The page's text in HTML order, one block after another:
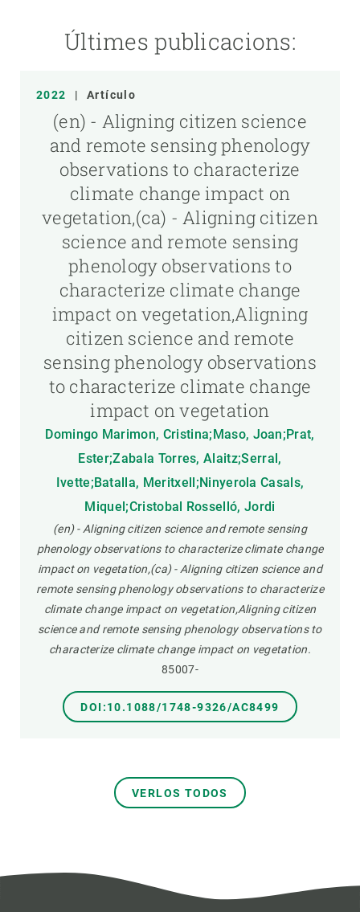
Últimes publicacions:
2022 | Artículo
(en) - Aligning citizen science
and remote sensing phenology
observations to characterize
climate change impact on
vegetation,(ca) - Aligning citizen
science and remote sensing
phenology observations to
characterize climate change
impact on vegetation,Aligning
citizen science and remote
sensing phenology observations
to characterize climate change
impact on vegetation
Domingo Marimon, Cristina;Maso, Joan;Prat,
Ester;Zabala Torres, Alaitz;Serral,
Ivette;Batalla, Meritxell;Ninyerola Casals,
Miquel;Cristobal Rosselló, Jordi
(en) - Aligning citizen science and remote sensing
phenology observations to characterize climate change
impact on vegetation,(ca) - Aligning citizen science and
remote sensing phenology observations to characterize
climate change impact on vegetation,Aligning citizen
science and remote sensing phenology observations to
characterize climate change impact on vegetation.
85007-
DOI:10.1088/1748-9326/AC8499
VERLOS TODOS